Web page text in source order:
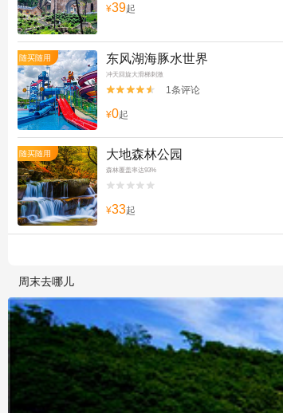
¥39起
随买随用 东风湖海豚水世界
冲天回旋大滑梯刺激

 1条评论
¥0起
随买随用 大地森林公园
森林覆盖率达93%


¥33起
周末去哪儿